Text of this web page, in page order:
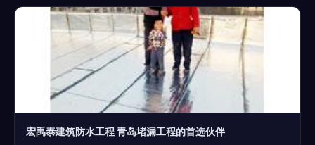
宏禹泰建筑防水工程 青岛堵漏工程的首选伙伴